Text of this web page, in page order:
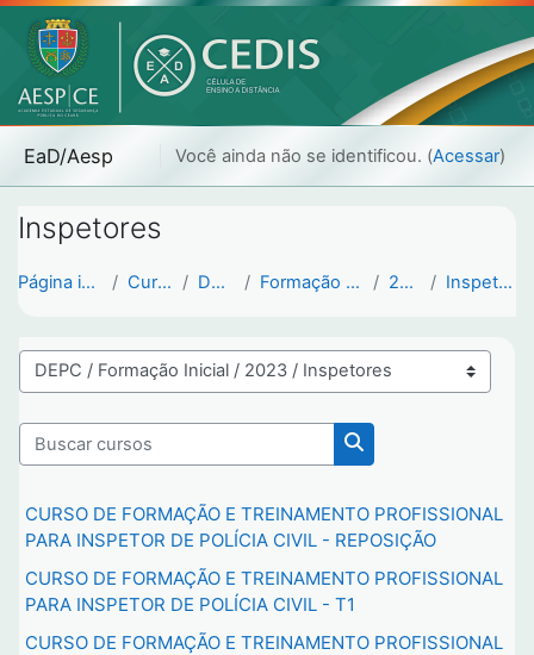
EaD/Aesp Você ainda não se identificou. (Acessar)
Inspetores
Página inicial Cursos DEPC Formação Inicial 2023 Inspetores
Categorias de Cursos
Buscar cursos
Buscar cursos
CURSO DE FORMAÇÃO E TREINAMENTO PROFISSIONAL
PARA INSPETOR DE POLÍCIA CIVIL - REPOSIÇÃO
CURSO DE FORMAÇÃO E TREINAMENTO PROFISSIONAL
PARA INSPETOR DE POLÍCIA CIVIL - T1
CURSO DE FORMAÇÃO E TREINAMENTO PROFISSIONAL